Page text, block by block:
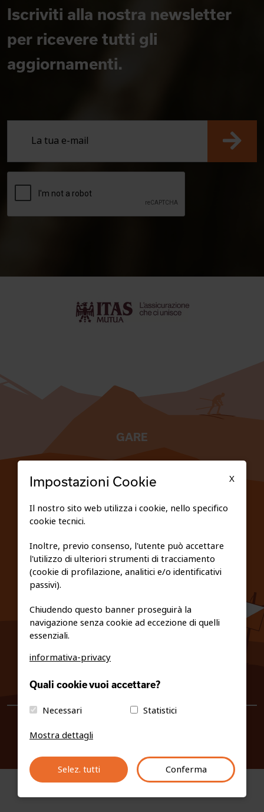
Iscriviti alla nostra newsletter
per ricevere tutti gli
aggiornamenti.
GARE
PRIVACY E COOKIE POLICY
info@fiso.it|fiso@pec-mail.eu
X
Impostazioni Cookie
Il nostro sito web utilizza i cookie, nello specifico
cookie tecnici.
Inoltre, previo consenso, l'utente può accettare
l'utilizzo di ulteriori strumenti di tracciamento
(cookie di profilazione, analitici e/o identificativi
passivi).
Chiudendo questo banner proseguirà la
navigazione senza cookie ad eccezione di quelli
essenziali.
informativa-privacy
Quali cookie vuoi accettare?
Necessari
Statistici
Mostra dettagli
Selez. tutti Conferma